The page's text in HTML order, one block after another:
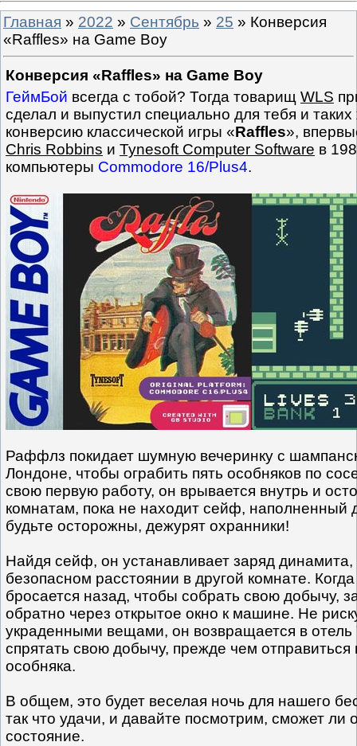
Главная » 2022 » Сентябрь » 25 » Конверсия
«Raffles» на Game Boy
Конверсия «Raffles» на Game Boy
ГеймБой всегда с тобой? Тогда товарищ WLS
сделал и выпустил специально для тебя и таких
конверсию классической игры «Raffles»,
Chris Robbins и Tynesoft Computer Software в
компьютеры Commodore 16/Plus4.
Раффлз покидает шумную вечеринку с
Лондоне, чтобы ограбить пять особняков по
свою первую работу, он врывается внутрь и
комнатам, пока не находит сейф, наполненный
будьте осторожны, дежурят охранники!
Найдя сейф, он устанавливает заряд динамита,
безопасном расстоянии в другой комнате.
бросается назад, чтобы собрать свою добычу,
обратно через открытое окно к машине. Не
украденными вещами, он возвращается в
спрятать свою добычу, прежде чем отправиться
особняка.
В общем, это будет веселая ночь для нашего
так что удачи, и давайте посмотрим, сможет ли
состояние.